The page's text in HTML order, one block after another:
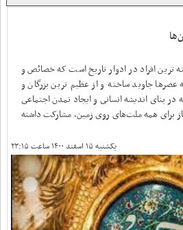
‏ترین افراد در ادوار تاریخ است که خصائص و
عصرها جاوید ساخته و از عظیم‏ ترین بزرگان و
بناى اندیشه انسانى و ایجاد تمدن اجتماعى
براى همه ملت‌هاى روى زمین، مشارکت داشته
یکشنبه ۱۵ اسفند ۱۴۰۰ ساعت ۲۳:۱۵